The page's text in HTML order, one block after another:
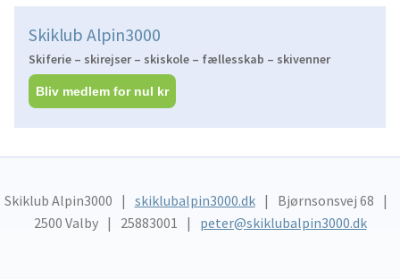
Skiklub Alpin3000
Skiferie – skirejser – skiskole – fællesskab – skivenner
Bliv medlem for nul kr
Skiklub Alpin3000 skiklubalpin3000.dk
Bjørnsonsvej 68
2500 Valby
25883001 peter@skiklubalpin3000.dk